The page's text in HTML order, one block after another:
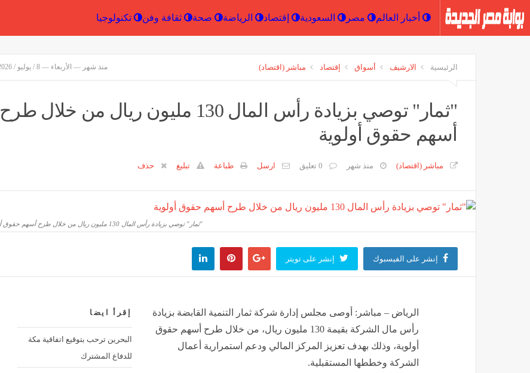
أخبار العالم مصر السعودية إقتصاد الرياضة صحة
الرئيسية الارشيف أسواق إقتصاد مباشر (اقتصاد) منذ شهر — الأربعاء — 8 / يوليو / 2026
"ثمار" توصي بزيادة رأس المال 130 مليون ريال من خلال طرح
أسهم حقوق أولوية
مباشر (اقتصاد) منذ شهر 0 تعليق ارسل طباعة تبليغ حذف
"ثمار" توصي بزيادة رأس المال 130 مليون ريال من خلال طرح أسهم حقوق أولوية
إنشر على الفيسبوك إنشر على تويتر
إقرأ ايضا
البحرين ترحب بتوقيع اتفاقية مكة
للدفاع المشترك
الرياض – مباشر: أوصى مجلس إدارة شركة ثمار التنمية القابضة بزيادة
رأس مال الشركة بقيمة 130 مليون ريال، من خلال طرح أسهم حقوق
أولوية، وذلك بهدف تعزيز المركز المالي ودعم استمرارية أعمال
الشركة وخططها المستقبلية.